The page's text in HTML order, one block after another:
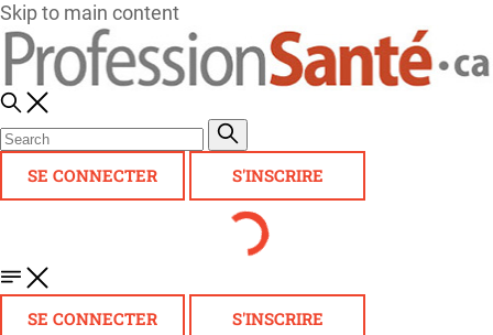
Skip to main content
SE CONNECTER S'INSCRIRE
SE CONNECTER S'INSCRIRE